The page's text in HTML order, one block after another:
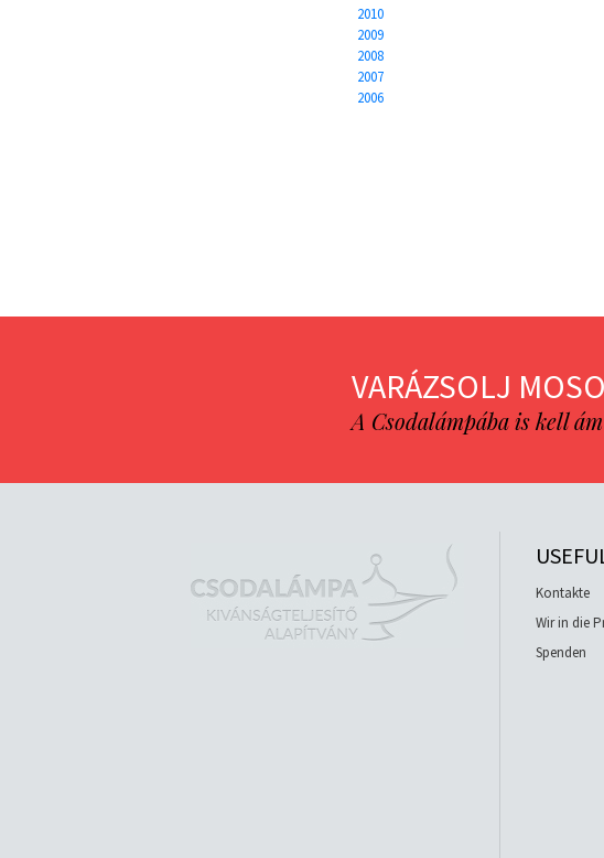
2010
2009
2008
2007
2006
VARÁZSOLJ
A Csodalámpába is kell
Kontakte
Wir in die
Spenden